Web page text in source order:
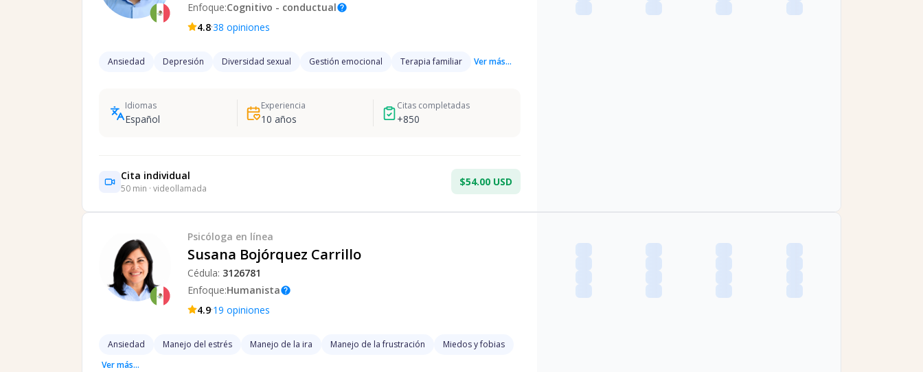
Enfoque:Cognitivo - conductualhelp
4.8·38 opiniones
Ansiedad Depresión Diversidad sexual Gestión emocional Terapia familiar Ver más...
Idiomas
Español
Experiencia
10 años
Citas completadas
+850
Cita individual
50 min · videollamada
$54.00 USD
Psicóloga en línea
Susana Bojórquez Carrillo
Cédula: 3126781
Enfoque:Humanistahelp
4.9·19 opiniones
Ansiedad Manejo del estrés Manejo de la ira Manejo de la frustración
Miedos y fobias
Ver más...